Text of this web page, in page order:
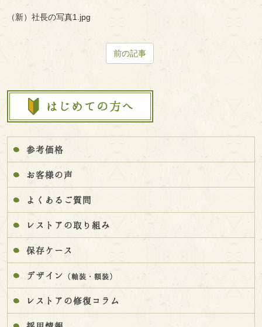
（新）社長の写真1.jpg
前の記事
参考価格
お客様の声
よくあるご質問
レストアの取り組み
保存ケース
デザイン （軸装・額装）
レストアの修復コラム